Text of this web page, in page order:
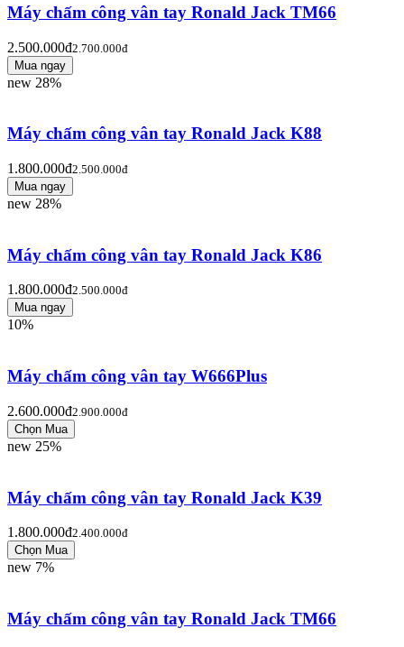
Máy chấm công vân tay Ronald Jack TM66
2.500.000đ2.700.000đ
new 28%
Máy chấm công vân tay Ronald Jack K88
1.800.000đ2.500.000đ
new 28%
Máy chấm công vân tay Ronald Jack K86
1.800.000đ2.500.000đ
10%
Máy chấm công vân tay W666Plus
2.600.000đ2.900.000đ
new 25%
Máy chấm công vân tay Ronald Jack K39
1.800.000đ2.400.000đ
new 7%
Máy chấm công vân tay Ronald Jack TM66